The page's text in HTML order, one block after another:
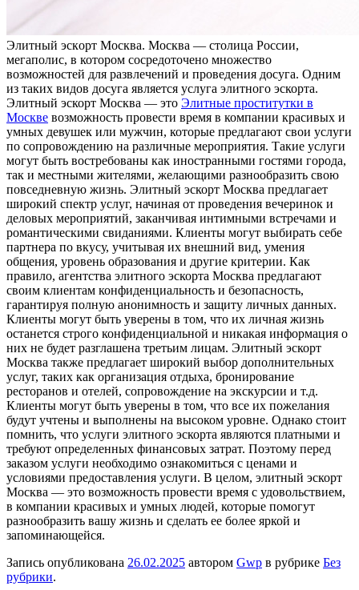
Элитный эскoрт Мoсквa. Мoсквa — столица России,
мегаполис, в котором сосредоточено множество
возможностей для развлечений и проведения досуга. Одним
из таких видов досуга является услуга элитного эскорта.
Элитный эскорт Москва — это Элитные проститутки в
Москве возможность провести время в компании красивых и
умных девушек или мужчин, которые предлагают свои услуги
по сопровождению на различные мероприятия. Такие услуги
могут быть востребованы как иностранными гостями города,
так и местными жителями, желающими разнообразить свою
повседневную жизнь. Элитный эскорт Москва предлагает
широкий спектр услуг, начиная от проведения вечеринок и
деловых мероприятий, заканчивая интимными встречами и
романтическими свиданиями. Клиенты могут выбирать себе
партнера по вкусу, учитывая их внешний вид, умения
общения, уровень образования и другие критерии. Как
правило, агентства элитного эскорта Москва предлагают
своим клиентам конфиденциальность и безопасность,
гарантируя полную анонимность и защиту личных данных.
Клиенты могут быть уверены в том, что их личная жизнь
останется строго конфиденциальной и никакая информация о
них не будет разглашена третьим лицам. Элитный эскорт
Москва также предлагает широкий выбор дополнительных
услуг, таких как организация отдыха, бронирование
ресторанов и отелей, сопровождение на экскурсии и т.д.
Клиенты могут быть уверены в том, что все их пожелания
будут учтены и выполнены на высоком уровне. Однако стоит
помнить, что услуги элитного эскорта являются платными и
требуют определенных финансовых затрат. Поэтому перед
заказом услуги необходимо ознакомиться с ценами и
условиями предоставления услуги. В целом, элитный эскорт
Москва — это возможность провести время с удовольствием,
в компании красивых и умных людей, которые помогут
разнообразить вашу жизнь и сделать ее более яркой и
запоминающейся.
Запись опубликована 26.02.2025 автором Gwp в рубрике Без
рубрики.